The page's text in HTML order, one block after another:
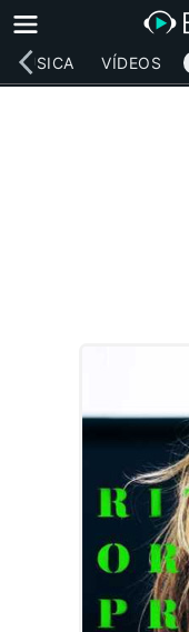
MÚSICA VÍDEOS